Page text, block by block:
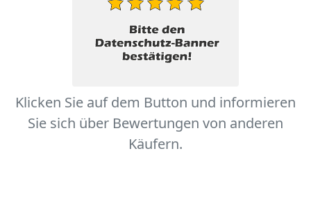
Klicken Sie auf dem Button und informieren
Sie sich über Bewertungen von anderen
Käufern.